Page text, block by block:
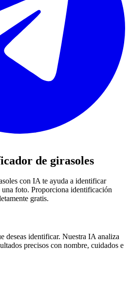
de girasoles
con IA te ayuda a identificar
una foto. Proporciona identificación
gratis.
deseas identificar. Nuestra IA analiza
precisos con nombre, cuidados e